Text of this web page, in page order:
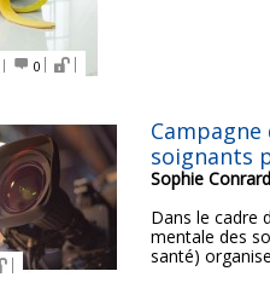
0
Campagne
soignants
Sophie Conrard
Dans le cadre
mentale des
santé)